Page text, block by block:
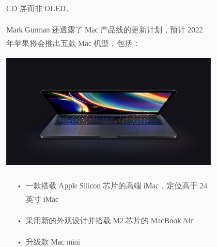
CD 屏而非 OLED。
Mark Gurman 还透露了 Mac 产品线的更新计划，预计 2022
年苹果将会推出五款 Mac 机型，包括：
一款搭载 Apple Silicon 芯片的高端 iMac，定位高于 24
英寸 iMac
采用新的外观设计并搭载 M2 芯片的 MacBook Air
升级款 Mac mini